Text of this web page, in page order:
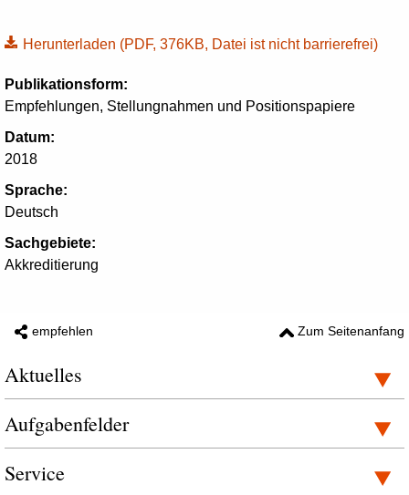
Herunterladen (PDF, 376KB, Datei ist nicht barrierefrei)
Publikationsform:
Empfehlungen, Stellungnahmen und Positionspapiere
Datum:
2018
Sprache:
Deutsch
Sachgebiete:
Akkreditierung
empfehlen Zum Seitenanfang
Aktuelles
Aufgabenfelder
Service